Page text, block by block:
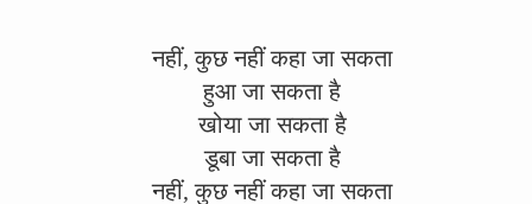
नहीं, कुछ नहीं कहा जा सकता
हुआ जा सकता है
खोया जा सकता है
डूबा जा सकता है
नहीं, कुछ नहीं कहा जा सकता